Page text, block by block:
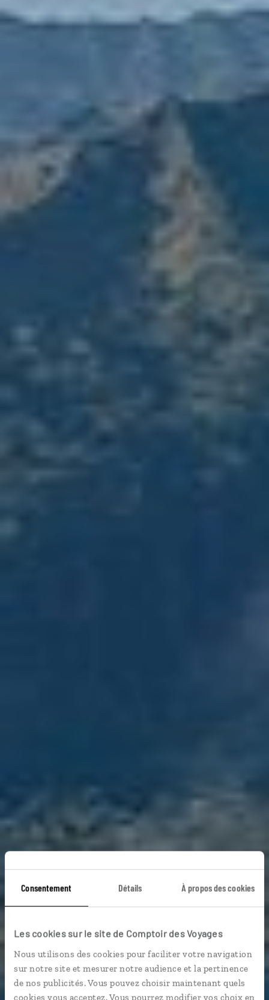
Consentement Détails À propos des cookies
Les cookies sur le site de Comptoir des Voyages
Nous utilisons des cookies pour faciliter votre navigation
sur notre site et mesurer notre audience et la pertinence
de nos publicités. Vous pouvez choisir maintenant quels
cookies vous acceptez. Vous pourrez modifier vos choix en
Voyage Polynésie